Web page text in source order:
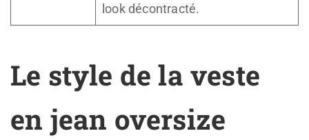
look décontracté.
Le style de la veste
en jean oversize